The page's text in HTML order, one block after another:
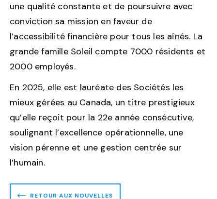
une qualité constante et de poursuivre avec
conviction sa mission en faveur de
l’accessibilité financière pour tous les aînés. La
grande famille Soleil compte 7000 résidents et
2000 employés.
En 2025, elle est lauréate des Sociétés les
mieux gérées au Canada, un titre prestigieux
qu’elle reçoit pour la 22e année consécutive,
soulignant l’excellence opérationnelle, une
vision pérenne et une gestion centrée sur
l’humain.
RETOUR AUX NOUVELLES